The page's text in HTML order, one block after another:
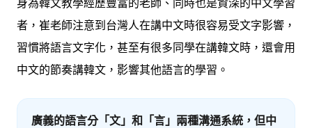
身為韓文教學經歷豐富的老師、同時也是資深的中文學習
者，崔老師注意到台灣人在講中文時很容易受文字影響，
習慣將語言文字化，甚至有很多同學在講韓文時，還會用
中文的節奏講韓文，影響其他語言的學習。
廣義的語言分「文」和「言」兩種溝通系統，但中